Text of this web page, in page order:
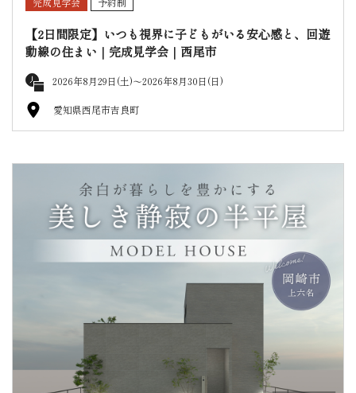
【2日間限定】いつも視界に子どもがいる安心感と、回遊
動線の住まい｜完成見学会｜西尾市
2026年8月29日(土)〜2026年8月30日(日)
愛知県西尾市吉良町